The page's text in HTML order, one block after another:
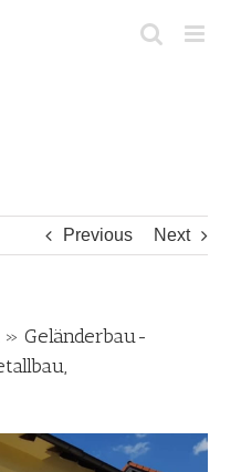
Previous Next
» Geländerbau-